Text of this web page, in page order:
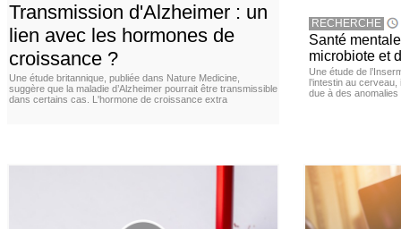
Transmission d'Alzheimer : un
lien avec les hormones de
croissance ?
Une étude britannique, publiée dans Nature Medicine,
suggère que la maladie d’Alzheimer pourrait être transmissible
dans certains cas. L'hormone de croissance extra
RECHERCHE
Santé
microbiote et
Une étude de
l’intestin au
due à des